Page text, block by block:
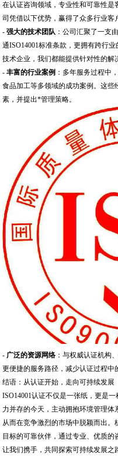
在认证咨询领域，专业性和可靠性
司凭借以下优势，赢得了众多行业客
-强大的技术团队 ：公司汇聚了一支
通ISO14001标准条款，更拥有跨行
技术企业，我们都能提供针对性的解
-丰富的行业案例 ：多年服务过程中
食品加工等多领域的成功案例。这些
素，并提出*管理策略。
- 广泛的资源网络：与权威认证机构
更便捷的服务路径，减少认证过程中
结语：从认证开始，走向可持续发展
ISO14001认证不仅是一张纸，更是
力并存的今天，主动拥抱环境管理体
从而在竞争激烈的市场中脱颖而出
目标的可靠伙伴，通过专业、优质的
让我们携手，共同探索可持续发展之